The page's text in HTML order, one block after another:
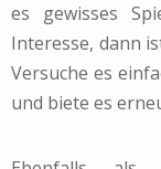
es gewisses
Interesse, dann
Versuche es
und biete es